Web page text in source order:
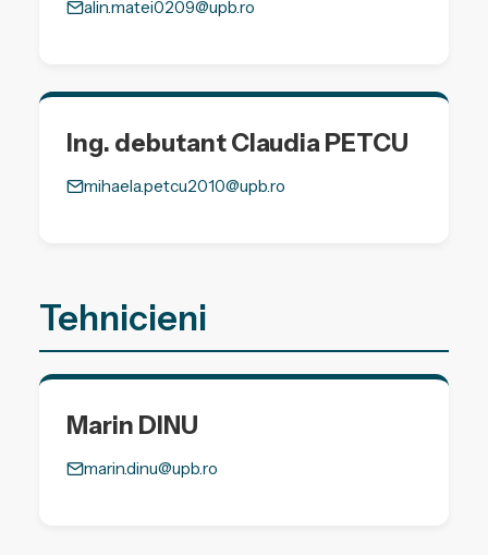
alin.matei0209@upb.ro
Ing. debutant Claudia PETCU
mihaela.petcu2010@upb.ro
Tehnicieni
Marin DINU
marin.dinu@upb.ro